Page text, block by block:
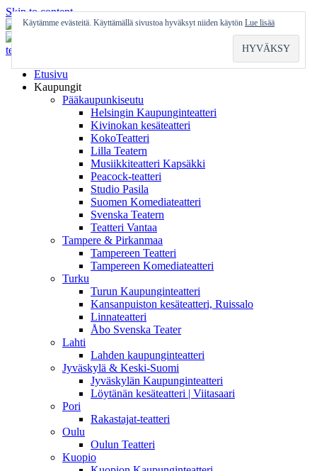
Skip to content
Etusivu
Kaupungit
Pääkaupunkiseutu
Helsingin Kaupunginteatteri
Kivinokan kesäteatteri
KokoTeatteri
Lilla Teatern
Musiikkiteatteri Kapsäkki
Peacock-teatteri
Studio Pasila
Suomen Komediateatteri
Svenska Teatern
Teatteri Vantaa
Tampere & Pirkanmaa
Tampereen Teatteri
Tampereen Komediateatteri
Turku
Turun Kaupunginteatteri
Kansanpuiston kesäteatteri, Ruissalo
Linnateatteri
Åbo Svenska Teater
Lahti
Lahden kaupunginteatteri
Jyväskylä & Keski-Suomi
Jyväskylän Kaupunginteatteri
Löytänän kesäteatteri | Viitasaari
Pori
Rakastajat-teatteri
Oulu
Oulun Teatteri
Kuopio
Käytämme evästeitä. Käyttämällä sivustoa hyväksyt niiden käytön Lue lisää